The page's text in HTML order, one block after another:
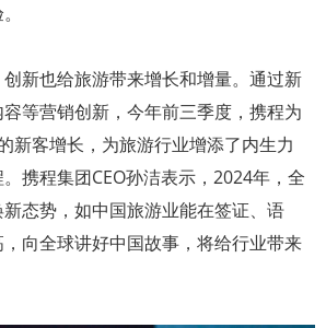
新也给旅游带来增长和增量。通过新
等营销创新，今年前三季度，携程为
新客增长，为旅游行业增添了内生力
携程集团CEO孙洁表示，2024年，全
态势，如中国旅游业能在签证、语
向全球讲好中国故事，将给行业带来